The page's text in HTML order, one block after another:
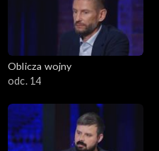
Oblicza wojny
odc. 14